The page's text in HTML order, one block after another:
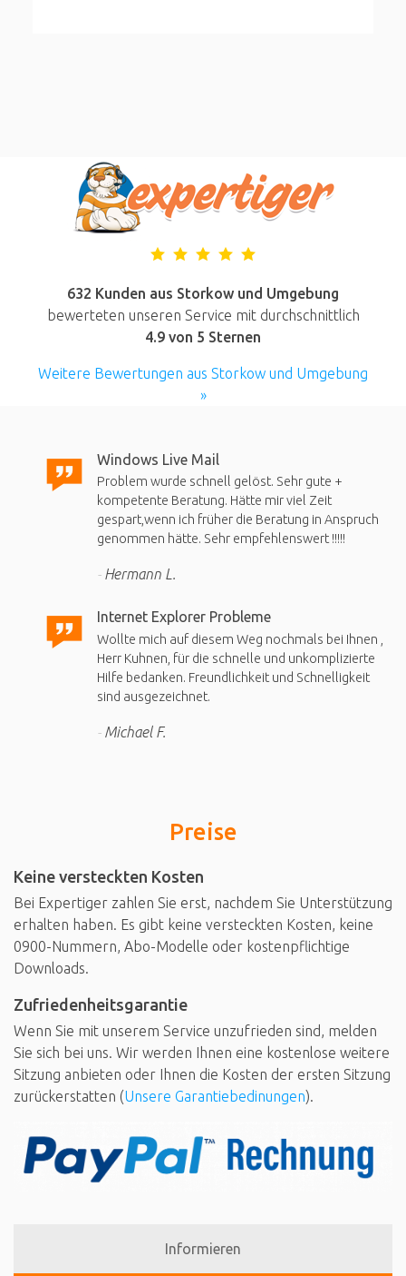
632 Kunden aus Storkow und Umgebung
bewerteten unseren Service mit durchschnittlich
4.9 von 5 Sternen
Weitere Bewertungen aus Storkow und Umgebung
»
Windows Live Mail
Problem wurde schnell gelöst. Sehr gute +
kompetente Beratung. Hätte mir viel Zeit
gespart,wenn ich früher die Beratung in Anspruch
genommen hätte. Sehr empfehlenswert !!!!!
Hermann L.
Internet Explorer Probleme
Wollte mich auf diesem Weg nochmals bei Ihnen ,
Herr Kuhnen, für die schnelle und unkomplizierte
Hilfe bedanken. Freundlichkeit und Schnelligkeit
sind ausgezeichnet.
Michael F.
Preise
Keine versteckten Kosten
Bei Expertiger zahlen Sie erst, nachdem Sie Unterstützung
erhalten haben. Es gibt keine versteckten Kosten, keine
0900-Nummern, Abo-Modelle oder kostenpflichtige
Downloads.
Zufriedenheitsgarantie
Wenn Sie mit unserem Service unzufrieden sind, melden
Sie sich bei uns. Wir werden Ihnen eine kostenlose weitere
Sitzung anbieten oder Ihnen die Kosten der ersten Sitzung
zurückerstatten (Unsere Garantiebedinungen).
Informieren